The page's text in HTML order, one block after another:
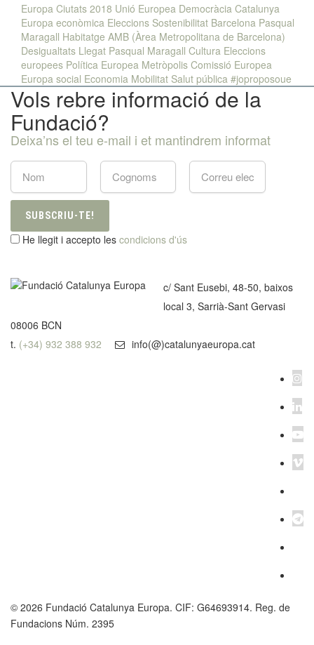
Europa Ciutats 2018 Unió Europea Democràcia Catalunya
Europa econòmica Eleccions Sostenibilitat Barcelona Pasqual
Maragall Habitatge AMB (Àrea Metropolitana de Barcelona)
Desigualtats Llegat Pasqual Maragall Cultura Eleccions
europees Política Europea Metròpolis Comissió Europea
Europa social Economia Mobilitat Salut pública #joproposoue
Vols rebre informació de la
Fundació?
Deixa’ns el teu e-mail i et mantindrem informat
SUBSCRIU-TE!
He llegit i accepto les condicions d'ús
c/ Sant Eusebi, 48-50, baixos
local 3, Sarrià-Sant Gervasi
08006 BCN
t. (+34) 932 388 932 info(@)catalunyaeuropa.cat
© 2026 Fundació Catalunya Europa. CIF: G64693914. Reg. de
Fundacions Núm. 2395